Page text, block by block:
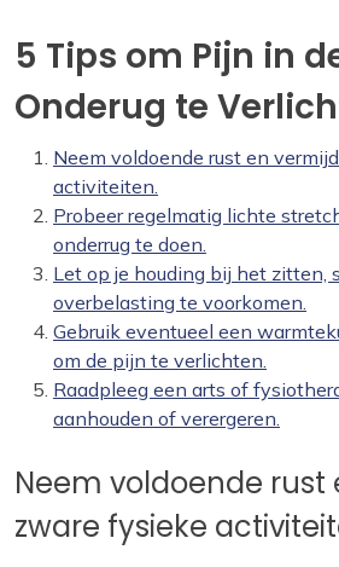
5 Tips om Pijn in
Onderug te
Neem voldoende rust en
activiteiten.
Probeer regelmatig lichte
onderrug te doen.
Let op je houding bij het zitten,
overbelasting te voorkomen.
Gebruik eventueel een
om de pijn te verlichten.
Raadpleeg een arts of
aanhouden of verergeren.
Neem voldoende rust
zware fysieke